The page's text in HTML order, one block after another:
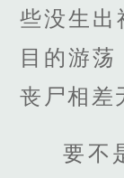
些没生出
目的游
丧尸相差
要不